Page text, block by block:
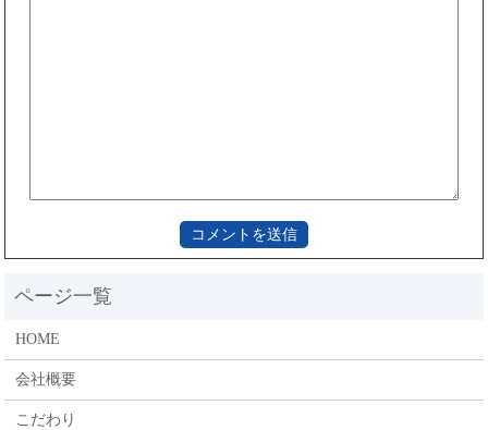
HOME
会社概要
こだわり